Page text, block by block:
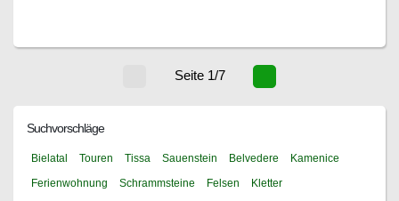
Seite 1/7
Suchvorschläge
Bielatal Touren Tissa Sauenstein Belvedere
Kamenice
Ferienwohnung
Schrammsteine Felsen Kletter